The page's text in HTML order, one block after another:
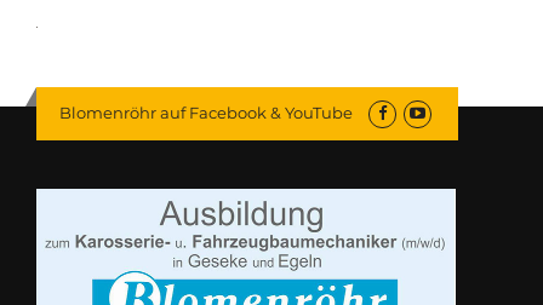
Blomenröhr auf Facebook & YouTube